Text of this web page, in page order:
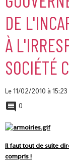
DE
À
SOCIÉTÉ
Le 11/02/2010 à 15:23
0
Il faut tout de suite
compris !